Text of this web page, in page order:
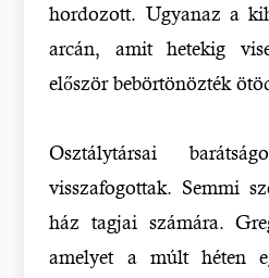
hordozott. Ugyanaz a
arcán, amit hetekig
először bebörtönözték
Osztálytársai
visszafogottak. Semmi
ház tagjai számára.
amelyet a múlt héten